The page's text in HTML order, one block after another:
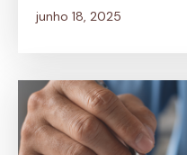
junho 18, 2025